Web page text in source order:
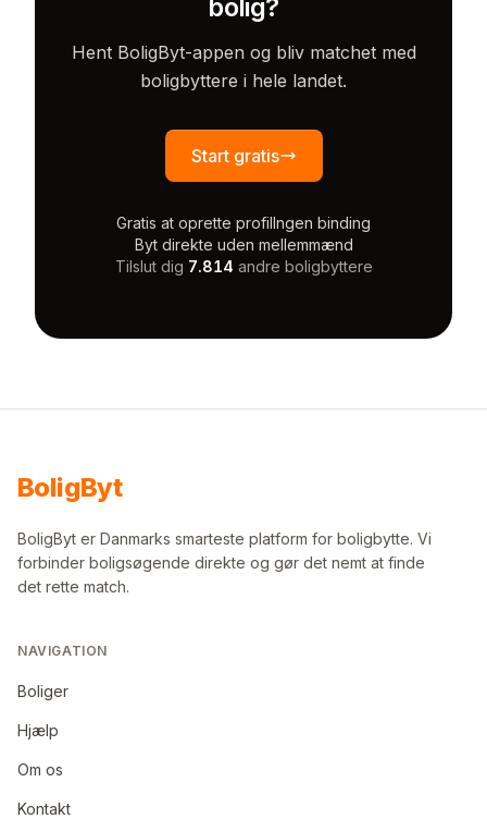
bolig?
Hent BoligByt-appen og bliv matchet med
boligbyttere i hele landet.
Start gratis
Gratis at oprette profilIngen binding
Byt direkte uden mellemmænd
Tilslut dig 7.814 andre boligbyttere
BoligByt
BoligByt er Danmarks smarteste platform for boligbytte. Vi
forbinder boligsøgende direkte og gør det nemt at finde
det rette match.
NAVIGATION
Boliger
Hjælp
Om os
Kontakt